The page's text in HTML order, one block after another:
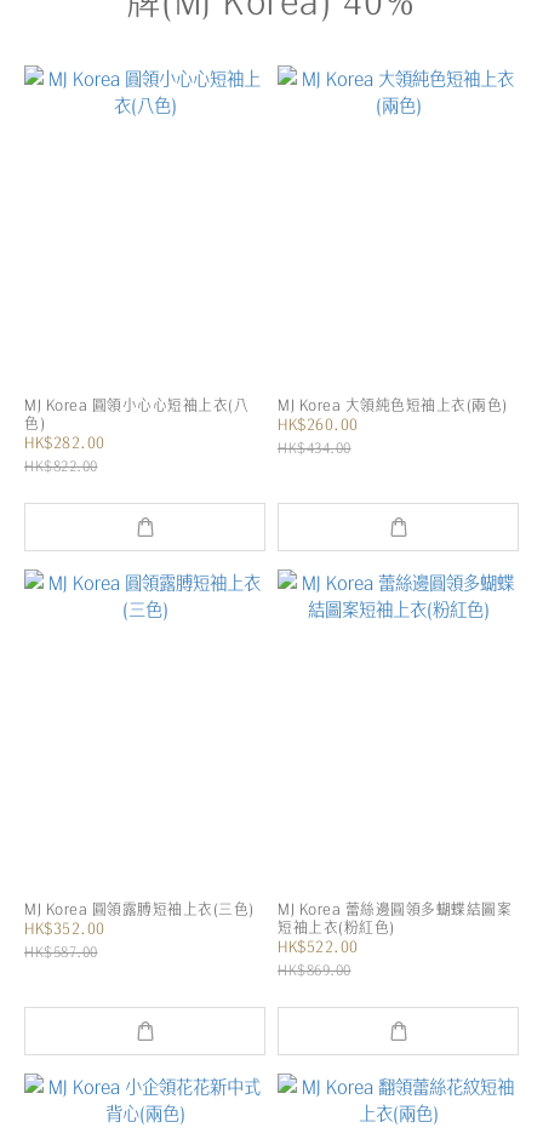
MJ Korea 圓領小心心短袖上衣(八
色)
HK$282.00
HK$822.00
MJ Korea 大領純色短袖上衣(兩色)
HK$260.00
HK$434.00
MJ Korea 圓領露膊短袖上衣(三色)
HK$352.00
HK$587.00
MJ Korea 蕾絲邊圓領多蝴蝶結圖案
短袖上衣(粉紅色)
HK$522.00
HK$869.00